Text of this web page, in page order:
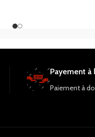
Payement à
Paiement à